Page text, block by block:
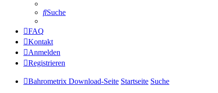
Suche
FAQ
Kontakt
Anmelden
Registrieren
Bahrometrix Download-Seite Startseite Suche